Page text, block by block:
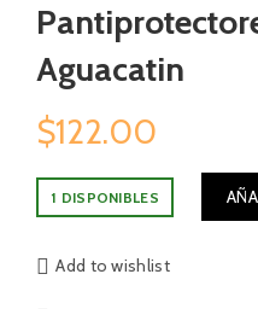
Aguacatin
$122.00
1 DISPONIBLES
Add to wishlist